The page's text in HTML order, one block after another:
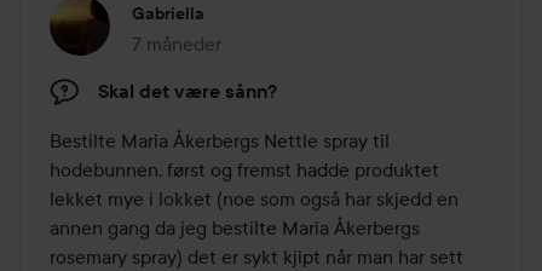
Gabriella
7 måneder
Innlegget ble opprettet 7 måneder
Skal det være sånn?
Bestilte Maria Åkerbergs Nettle spray til
hodebunnen, først og fremst hadde produktet
lekket mye i lokket (noe som også har skjedd en
annen gang da jeg bestilte Maria Åkerbergs
rosemary spray) det er sykt kjipt når man har sett